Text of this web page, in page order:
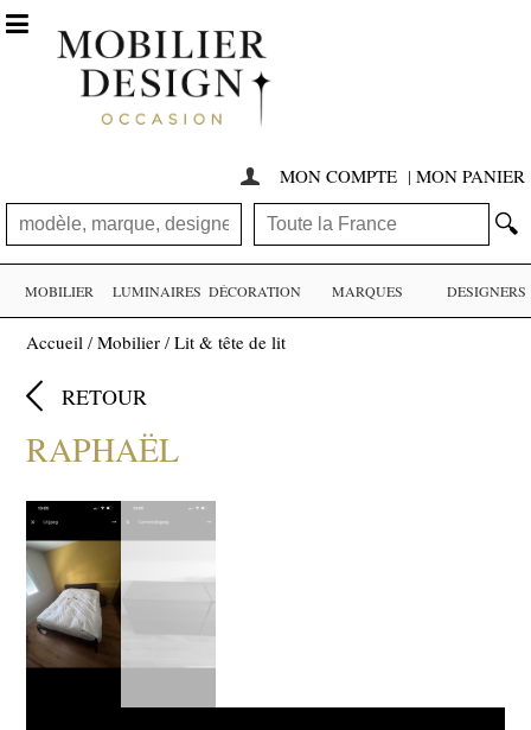
 MON COMPTE | MON PANIER
🔍

MOBILIER LUMINAIRES DÉCORATION MARQUES DESIGNERS
Accueil /Mobilier /Lit & tête de lit
 RETOUR
RAPHAËL